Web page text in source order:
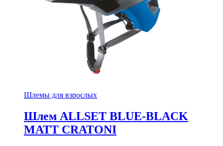
Шлемы для взрослых
Шлем ALLSET BLUE-BLACK
MATT CRATONI